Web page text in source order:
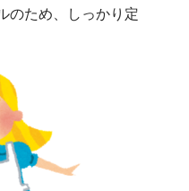
のため、しっかり定